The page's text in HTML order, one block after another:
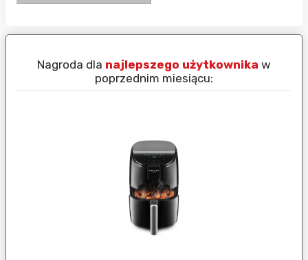
Nagroda dla najlepszego użytkownika w
poprzednim miesiącu: